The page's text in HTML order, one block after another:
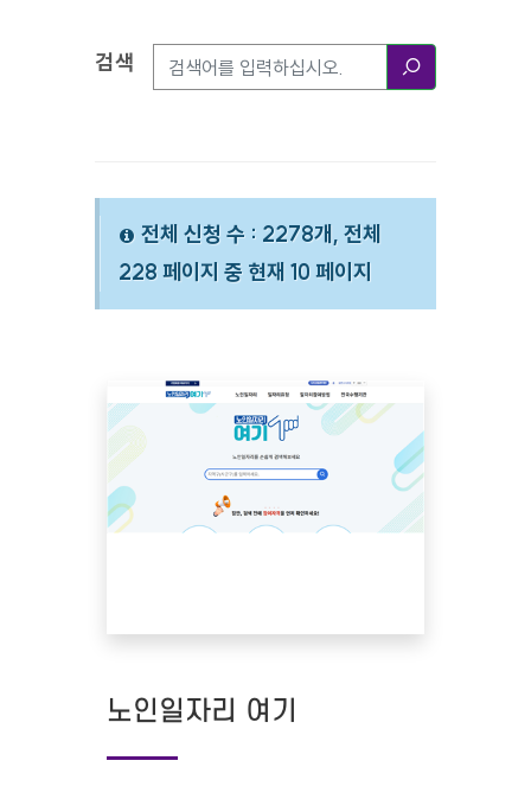
검색옵션
검색
전체 신청 수 : 2278개, 전체
228 페이지 중 현재 10 페이지
노인일자리 여기